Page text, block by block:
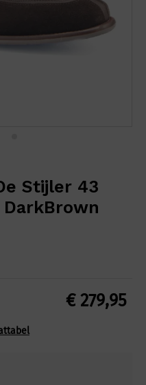
Stijler 43
DarkBrown
€279,95